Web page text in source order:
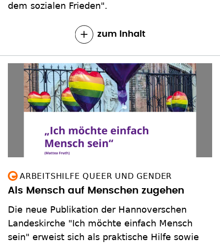
dem sozialen Frieden".
zum Inhalt
ARBEITSHILFE QUEER UND GENDER
Als Mensch auf Menschen zugehen
Die neue Publikation der Hannoverschen
Landeskirche "Ich möchte einfach Mensch
sein" erweist sich als praktische Hilfe sowie